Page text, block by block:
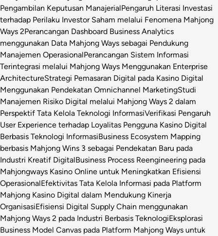
Pengambilan Keputusan ManajerialPengaruh Literasi Investasi
terhadap Perilaku Investor Saham melalui Fenomena Mahjong
Ways 2Perancangan Dashboard Business Analytics
menggunakan Data Mahjong Ways sebagai Pendukung
Manajemen OperasionalPerancangan Sistem Informasi
Terintegrasi melalui Mahjong Ways Menggunakan Enterprise
ArchitectureStrategi Pemasaran Digital pada Kasino Digital
Menggunakan Pendekatan Omnichannel MarketingStudi
Manajemen Risiko Digital melalui Mahjong Ways 2 dalam
Perspektif Tata Kelola Teknologi InformasiVerifikasi Pengaruh
User Experience terhadap Loyalitas Pengguna Kasino Digital
Berbasis Teknologi InformasiBusiness Ecosystem Mapping
berbasis Mahjong Wins 3 sebagai Pendekatan Baru pada
Industri Kreatif DigitalBusiness Process Reengineering pada
Mahjongways Kasino Online untuk Meningkatkan Efisiensi
OperasionalEfektivitas Tata Kelola Informasi pada Platform
Mahjong Kasino Digital dalam Mendukung Kinerja
OrganisasiEfisiensi Digital Supply Chain menggunakan
Mahjong Ways 2 pada Industri Berbasis TeknologiEksplorasi
Business Model Canvas pada Platform Mahjong Ways untuk